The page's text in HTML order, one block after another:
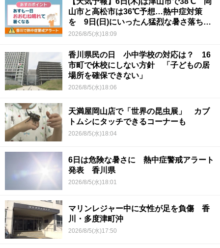
山市と高松市は36℃予想…熱中症対策
を 9日(日)にいったん猛烈な暑さ落ち着
くか
2026/8/5(水)18:09
香川県民の日 小中学校の対応は？ 16
市町で休校にしない方針 「子どもの居
場所を確保できない」
2026/8/5(水)18:06
天満屋岡山店で「世界の昆虫展」 カブ
トムシにタッチできるコーナーも
2026/8/5(水)18:04
6日は危険な暑さに 熱中症警戒アラート
発表 香川県
2026/8/5(水)18:01
マリンレジャー中に女性が足を負傷 香
川・多度津町沖
2026/8/5(水)17:50